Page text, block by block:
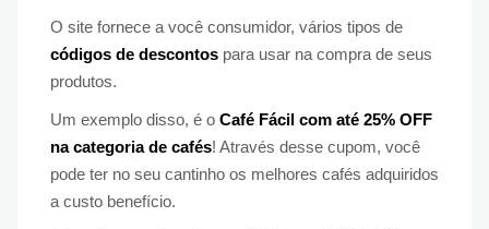
O site fornece a você consumidor, vários tipos de
códigos de descontos para usar na compra de seus
produtos.
Um exemplo disso, é o Café Fácil com até 25% OFF
na categoria de cafés! Através desse cupom, você
pode ter no seu cantinho os melhores cafés adquiridos
a custo benefício.